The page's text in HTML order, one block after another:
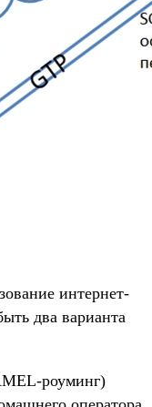
интернет-
два варианта
роуминг)